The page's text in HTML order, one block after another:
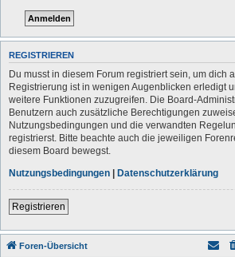
REGISTRIEREN
Du musst in diesem Forum registriert sein, um dich
Registrierung ist in wenigen Augenblicken erledigt
weitere Funktionen zuzugreifen. Die Board-
Benutzern auch zusätzliche Berechtigungen
Nutzungsbedingungen und die verwandten
registrierst. Bitte beachte auch die jeweiligen
diesem Board bewegst.
Nutzungsbedingungen | Datenschutzerklärung
Registrieren
Foren-Übersicht